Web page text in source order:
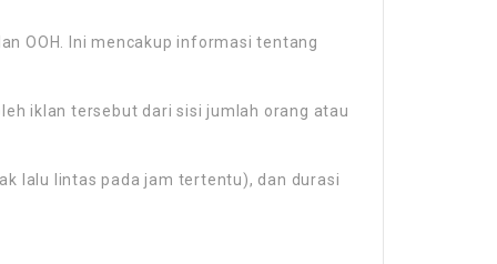
OOH. Ini mencakup informasi tentang
iklan tersebut dari sisi jumlah orang atau
lalu lintas pada jam tertentu), dan durasi